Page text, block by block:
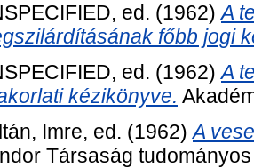
ed. (1962)A
főbb jogi
ed. (1962)A
kézikönyve.
Imre, ed. (1962)A
Társaság